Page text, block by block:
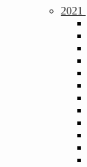
2021